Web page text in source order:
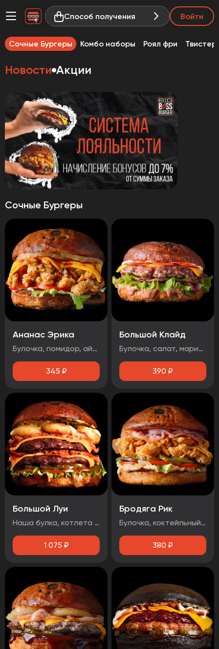
Способ получения Войти
Сочные Бургеры Комбо наборы Роял фри
Новости Акции
Сочные Бургеры
Ананас Эрика
Булочка, помидор, айсберг, ананас, сыр чеддер, фирменная курочка в панировке, майонез, терияки соус
345 ₽
Большой Клайд
Булочка, салат, маринованный огурец, маринованный лук, котлета говядина, чорризо, сыр чеддер, два фирменных соуса.
390 ₽
Большой Луи
Наша булка, котлета говяжья 2шт, помидор, огурец маринованный, луковые кольца, бекон, лист салата, сыр чеддер, соус барбекю, соус медово-горчичный
1 075 ₽
Бродяга Рик
Булочка, коктейльный соус, маринованный огурец, помидоры, фирменная курица в панировке, сыр чеддер, бекон.
380 ₽